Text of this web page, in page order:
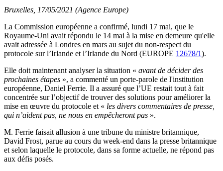
Bruxelles, 17/05/2021 (Agence Europe)
La Commission européenne a confirmé, lundi 17 mai, que le
Royaume-Uni avait répondu le 14 mai à la mise en demeure qu'elle
avait adressée à Londres en mars au sujet du non-respect du
protocole sur l’Irlande et l’Irlande du Nord (EUROPE 12678/1).
Elle doit maintenant analyser la situation « avant de décider des
prochaines étapes », a commenté un porte-parole de l'institution
européenne, Daniel Ferrie. Il a assuré que l’UE restait tout à fait
concentrée sur l’objectif de trouver des solutions pour améliorer la
mise en œuvre du protocole et « les divers commentaires de presse,
qui n’aident pas, ne nous en empêcheront pas ».
M. Ferrie faisait allusion à une tribune du ministre britannique,
David Frost, parue au cours du week-end dans la presse britannique
et selon laquelle le protocole, dans sa forme actuelle, ne répond pas
aux défis posés.